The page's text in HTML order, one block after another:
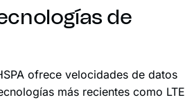
de
ofrece velocidades de datos
más recientes como LTE